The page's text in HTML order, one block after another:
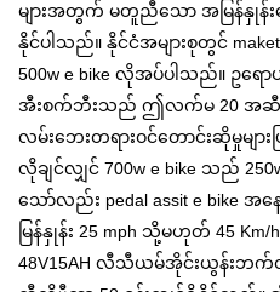
များအတွက် မတူညီသော အမြန်နှုန်း
နိုင်ပါသည်။ နိုင်ငံအများစုတွင်
500w e bike လိုအပ်ပါသည်။ ဥရ
အီးစက်ဘီးသည် ဤလက်မ 20 အ
လမ်းဘေးတရားဝင်တောင်းဆိုမှုများ
လိုချင်လျှင် 700w e bike သည်
သော်လည်း pedal assit e bike အန
မြန်နှုန်း 25 mph သို့မဟုတ် 45
48V15AH လီသီယမ်အိုင်းယွန်း